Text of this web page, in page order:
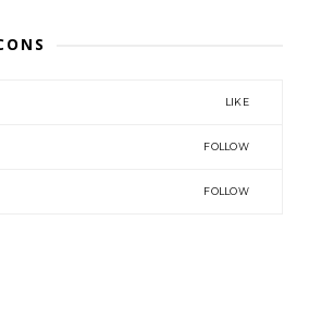
LIKE
FOLLOW
FOLLOW